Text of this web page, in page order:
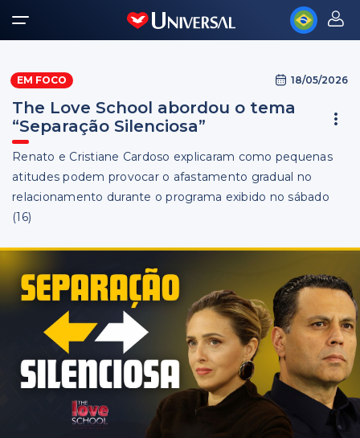
EM FOCO 18/05/2026
The Love School abordou o tema
“Separação Silenciosa”
Renato e Cristiane Cardoso explicaram como pequenas
atitudes podem provocar o afastamento gradual no
relacionamento durante o programa exibido no sábado
(16)